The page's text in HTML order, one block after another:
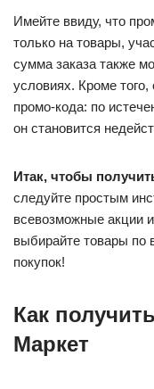
Имейте ввиду, что
только на товары,
сумма заказа также
условиях. Кроме того,
промо-кода: по
он становится
Итак, чтобы
следуйте простым
всевозможные акции
выбирайте товары
покупок!
Как
Маркет